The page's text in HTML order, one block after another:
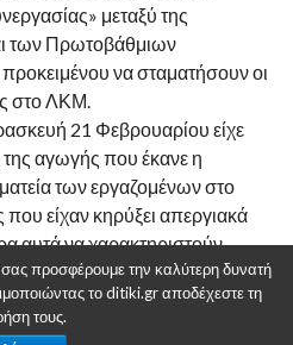
μεταξύ της
των Πρωτοβάθμιων
να σταματήσουν οι
στο ΛΚΜ.
21 Φεβρουαρίου είχε
της αγωγής που έκανε η
των εργαζομένων στο
είχαν κηρύξει απεργιακά
αυτά να χαρακτηριστούν
της ΔΕΗ ζήτησε και πήρε
υπόθεσης για την επόμενη
προσφέρουμε την καλύτερη δυνατή
το ditiki.gr αποδέχεστε τη
τους.